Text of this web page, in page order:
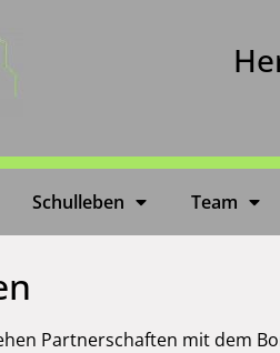
Schulleben Team
Partnerschaften mit dem